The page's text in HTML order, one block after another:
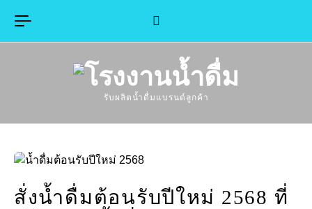
รับผลิตน้ำดื่มแบรนด์ลูกค้า
สั่งน้ำดื่มต้อนรับปีใหม่ 2568 ที่